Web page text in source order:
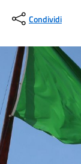
Condividi